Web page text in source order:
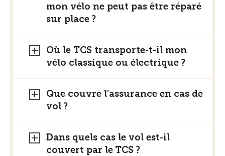
mon vélo ne peut pas être réparé
sur place ?
Où le TCS transporte-t-il mon
vélo classique ou électrique ?
Que couvre l’assurance en cas de
vol ?
Dans quels cas le vol est-il
couvert par le TCS ?